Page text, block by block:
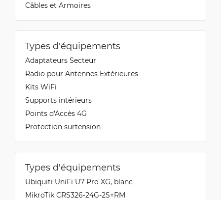
Câbles et Armoires
Types d'équipements
Adaptateurs Secteur
Radio pour Antennes Extérieures
Kits WiFi
Supports intérieurs
Points d'Accès 4G
Protection surtension
Types d'équipements
Ubiquiti UniFi U7 Pro XG, blanc
MikroTik CRS326-24G-2S+RM